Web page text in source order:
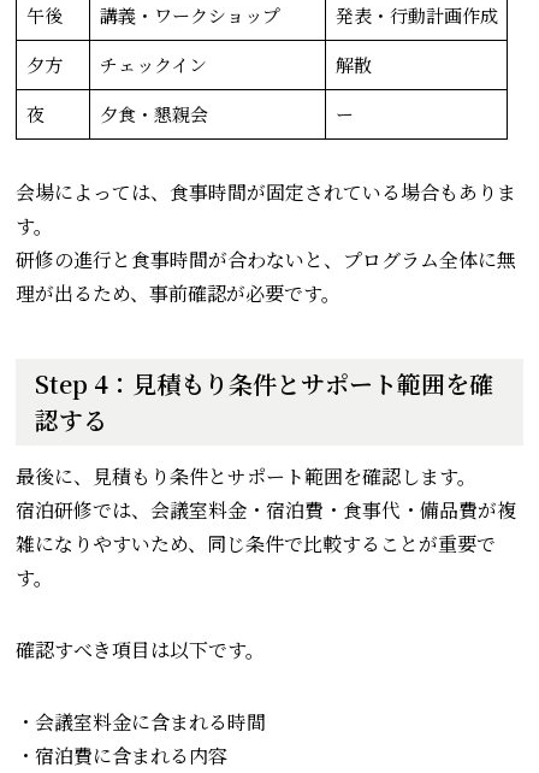
午後
講義・ワークショップ
発表・行動計画作成
夕方
チェックイン
解散
夜
夕食・懇親会 ー
会場によっては、食事時間が固定されている場合もありま
す。
研修の進行と食事時間が合わないと、プログラム全体に無
理が出るため、事前確認が必要です。
Step 4：見積もり条件とサポート範囲を確
認する
最後に、見積もり条件とサポート範囲を確認します。
宿泊研修では、会議室料金・宿泊費・食事代・備品費が複
雑になりやすいため、同じ条件で比較することが重要で
す。
確認すべき項目は以下です。
・会議室料金に含まれる時間
・宿泊費に含まれる内容